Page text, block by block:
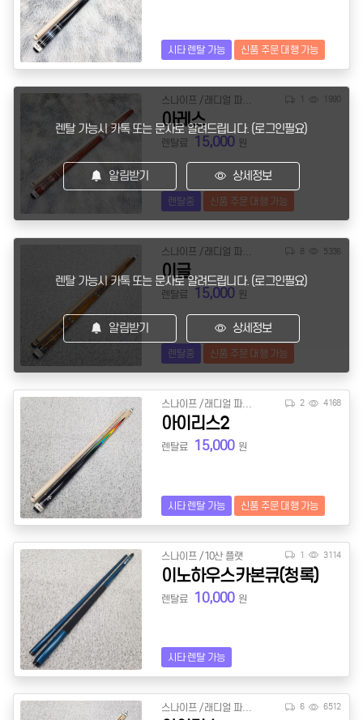
시타 렌탈 가능 신품 주문 대행 가능
아레스
렌탈료 15,000 원
1 1990
렌탈중 신품 주문 대행 가능
렌탈 가능시 카톡 또는 문자로 알려드립니다. (로그인필요)
알림받기 상세정보
스나이프 / 래디얼 파일롯
이글
렌탈료 15,000 원
8 5336
렌탈중 신품 주문 대행 가능
렌탈 가능시 카톡 또는 문자로 알려드립니다. (로그인필요)
알림받기 상세정보
스나이프 / 래디얼 파일롯
아이리스2
렌탈료 15,000 원
2 4168
시타 렌탈 가능 신품 주문 대행 가능
스나이프 / 10산 플랫
이노하우스카본큐(청록)
렌탈료 10,000 원
1 3114
시타 렌탈 가능
스나이프 / 래디얼 파일롯 6 6512